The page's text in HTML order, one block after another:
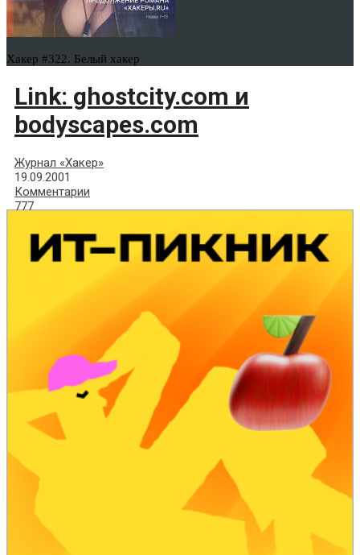
Хакер #322. Белый хакер
Link: ghostcity.com и
bodyscapes.com
Журнал «Хакер»
19.09.2001
Комментарии
777